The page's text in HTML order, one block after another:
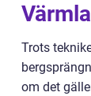
Trots
om det